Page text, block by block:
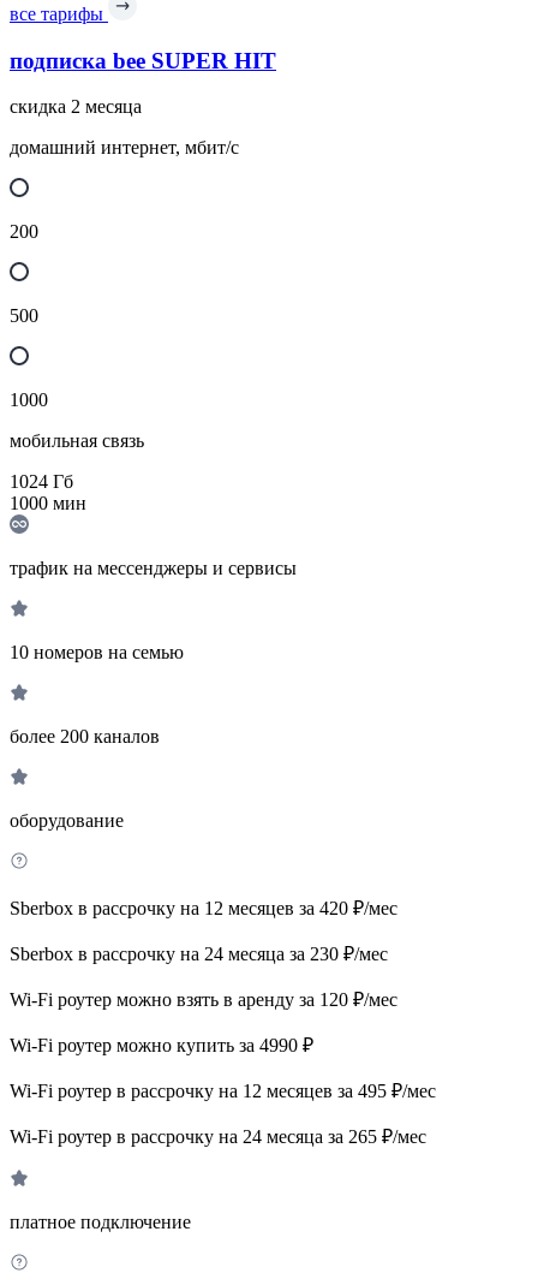
все тарифы
подписка bee SUPER HIT
скидка 2 месяца
домашний интернет, мбит/с
200
500
1000
мобильная связь
1024 Гб
1000 мин
трафик на мессенджеры и сервисы
10 номеров на семью
более 200 каналов
оборудование
Sberbox в рассрочку на 12 месяцев за 420 ₽/мес
Sberbox в рассрочку на 24 месяца за 230 ₽/мес
Wi-Fi роутер можно взять в аренду за 120 ₽/мес
Wi-Fi роутер можно купить за 4990 ₽
Wi-Fi роутер в рассрочку на 12 месяцев за 495 ₽/мес
Wi-Fi роутер в рассрочку на 24 месяца за 265 ₽/мес
платное подключение